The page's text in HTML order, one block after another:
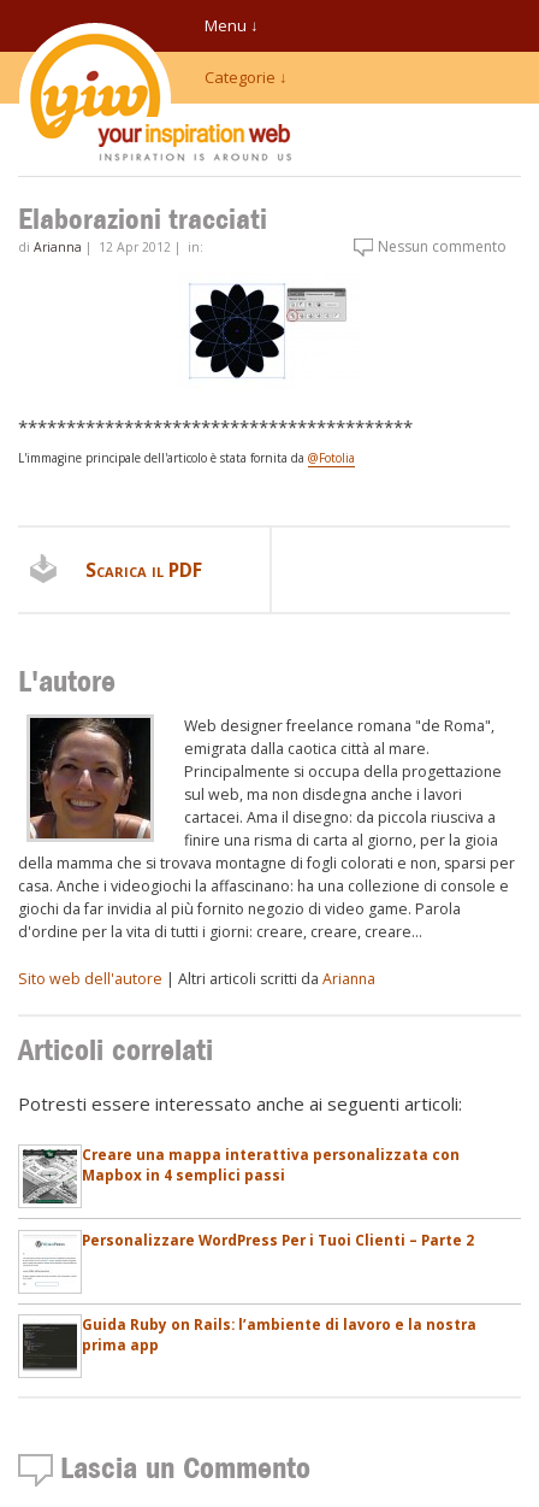
Menu ↓
Categorie ↓
Elaborazioni tracciati
di Arianna | 12 Apr 2012 | in: Nessun commento
*****************************************
L'immagine principale dell'articolo è stata fornita da @Fotolia
Scarica il PDF
L'autore
Web designer freelance romana "de Roma",
emigrata dalla caotica città al mare.
Principalmente si occupa della progettazione
sul web, ma non disdegna anche i lavori
cartacei. Ama il disegno: da piccola riusciva a
finire una risma di carta al giorno, per la gioia
della mamma che si trovava montagne di fogli colorati e non, sparsi per
casa. Anche i videogiochi la affascinano: ha una collezione di console e
giochi da far invidia al più fornito negozio di video game. Parola
d'ordine per la vita di tutti i giorni: creare, creare, creare…
Sito web dell'autore | Altri articoli scritti da Arianna
Articoli correlati
Potresti essere interessato anche ai seguenti articoli:
Creare una mappa interattiva personalizzata con
Mapbox in 4 semplici passi
Personalizzare WordPress Per i Tuoi Clienti – Parte 2
Guida Ruby on Rails: l’ambiente di lavoro e la nostra
prima app
Lascia un Commento